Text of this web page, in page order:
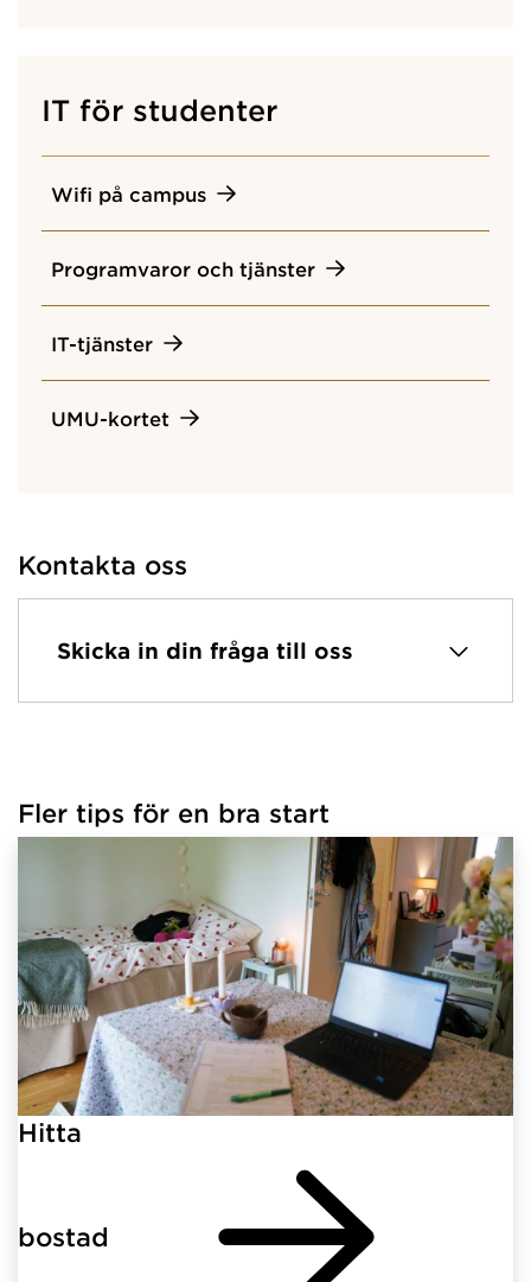
IT för studenter
Wifi på campus
Programvaror och tjänster
IT-tjänster
UMU-kortet
Kontakta oss
Skicka in din fråga till oss
Fler tips för en bra start
Hitta
bostad